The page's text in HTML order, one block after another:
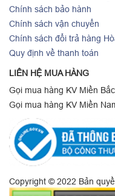
Chính sách bảo hành
Chính sách vận chuyển
Chính sách đổi trả hàng
Quy định về thanh toán
LIÊN HỆ MUA HÀNG
Gọi mua hàng KV Miền Bắc
Gọi mua hàng KV Miền
Copyright © 2022 Bản